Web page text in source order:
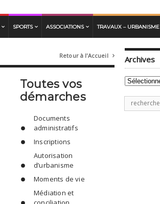
SPORTS ASSOCIATIONS TRAVAUX – URBANISME
Retour à l'Accueil 
Toutes vos
démarches
Documents
administratifs
Inscriptions
Autorisation
d’urbanisme
Moments de vie
Médiation et
Archives
Archives
Recherche
pour